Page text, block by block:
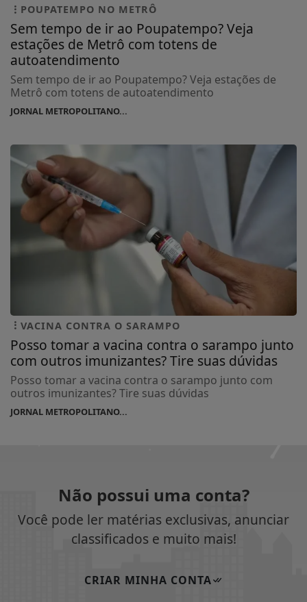
POUPATEMPO NO METRÔ
Sem tempo de ir ao Poupatempo? Veja
estações de Metrô com totens de
autoatendimento
Sem tempo de ir ao Poupatempo? Veja estações de
Metrô com totens de autoatendimento
JORNAL METROPOLITANO...
VACINA CONTRA O SARAMPO
Posso tomar a vacina contra o sarampo junto
com outros imunizantes? Tire suas dúvidas
Posso tomar a vacina contra o sarampo junto com
outros imunizantes? Tire suas dúvidas
JORNAL METROPOLITANO...
Não possui uma conta?
Você pode ler matérias exclusivas, anunciar
classificados e muito mais!
CRIAR MINHA CONTA